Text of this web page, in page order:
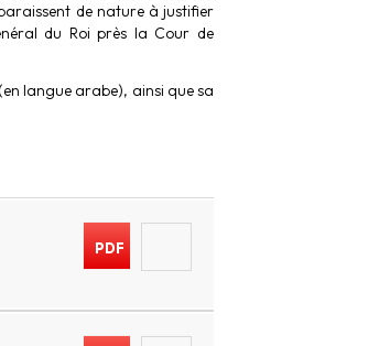
de nature à justifier
du Roi près la Cour de
langue arabe), ainsi que sa
PDF